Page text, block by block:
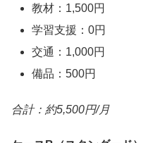
教材：1,500円
学習支援：0円
交通：1,000円
備品：500円
合計：約5,500円/月